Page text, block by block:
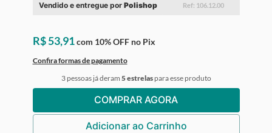
Vendido e entregue por Polishop Ref: 106.12.00
R$53,91 com 10% OFFno Pix
Confira formas de pagamento
3pessoas já deram 5 estrelaspara esse produto
COMPRAR AGORA
Adicionar ao Carrinho